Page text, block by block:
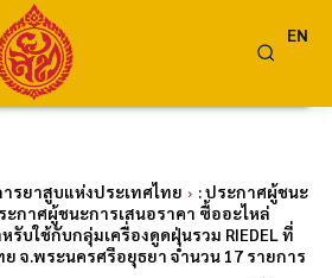
EN
รยาสูบแห่งประเทศไทย
: ประกาศผู้ชนะ
ะกาศผู้ชนะการเสนอราคา ซื้ออะไหล่
รับใช้กับกลุ่มเครื่องดูดฝุ่นรวม RIEDEL ที่
จ.พระนครศรีอยุธยา จำนวน 17 รายการ